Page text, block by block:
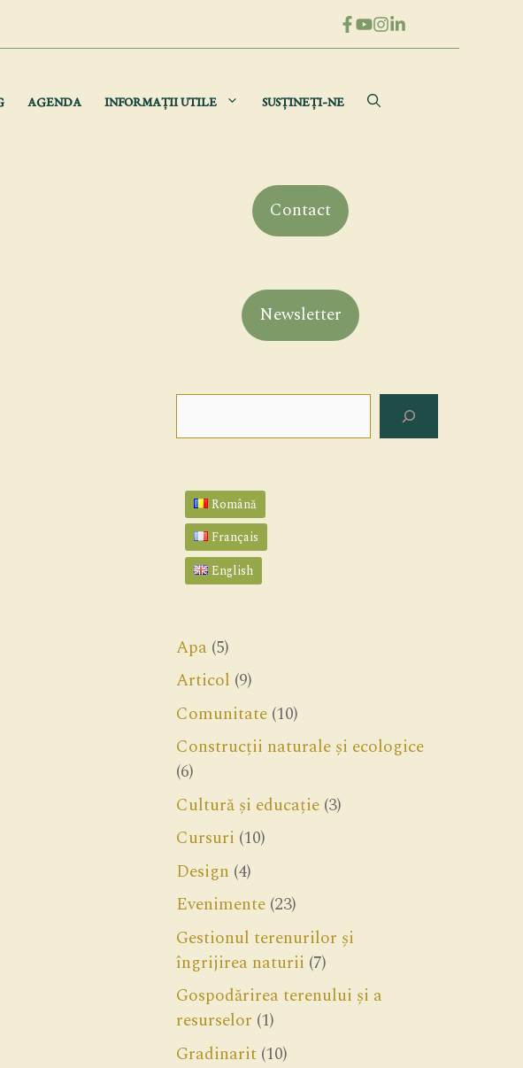
AGENDA INFORMAȚII UTILE SUSȚINEȚI-NE
Contact
Newsletter
Română
Français
English
Apa (5)
Articol (9)
Comunitate (10)
Construcții naturale și ecologice
(6)
Cultură și educație (3)
Cursuri (10)
Design (4)
Evenimente (23)
Gestionul terenurilor și
îngrijirea naturii (7)
Gospodărirea terenului și a
resurselor (1)
Gradinarit (10)